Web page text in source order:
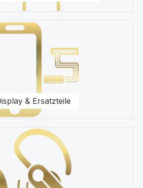
Zubehör vom Oppo Find X2
unser Kundenservice bezüglich
Ersatzteilen für Ihr Oppo Find X2
& Ersatzteile